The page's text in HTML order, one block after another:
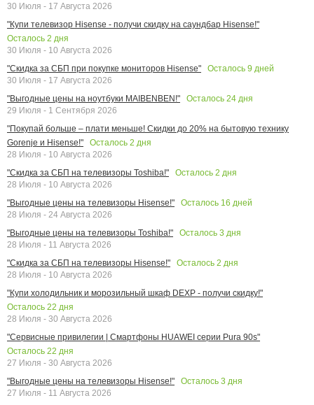
30 Июля - 17 Августа 2026
"Купи телевизор Hisense - получи скидку на саундбар Hisense!"
Осталось 2 дня
30 Июля - 10 Августа 2026
"Скидка за СБП при покупке мониторов Hisense"
Осталось 9 дней
30 Июля - 17 Августа 2026
"Выгодные цены на ноутбуки MAIBENBEN!"
Осталось 24 дня
29 Июля - 1 Сентября 2026
"Покупай больше – плати меньше! Скидки до 20% на бытовую технику
Gorenje и Hisense!"
Осталось 2 дня
28 Июля - 10 Августа 2026
"Скидка за СБП на телевизоры Toshiba!"
Осталось 2 дня
28 Июля - 10 Августа 2026
"Выгодные цены на телевизоры Hisense!"
Осталось 16 дней
28 Июля - 24 Августа 2026
"Выгодные цены на телевизоры Toshiba!"
Осталось 3 дня
28 Июля - 11 Августа 2026
"Скидка за СБП на телевизоры Hisense!"
Осталось 2 дня
28 Июля - 10 Августа 2026
"Купи холодильник и морозильный шкаф DEXP - получи скидку!"
Осталось 22 дня
28 Июля - 30 Августа 2026
"Сервисные привилегии | Смартфоны HUAWEI серии Pura 90s"
Осталось 22 дня
27 Июля - 30 Августа 2026
"Выгодные цены на телевизоры Hisense!"
Осталось 3 дня
27 Июля - 11 Августа 2026